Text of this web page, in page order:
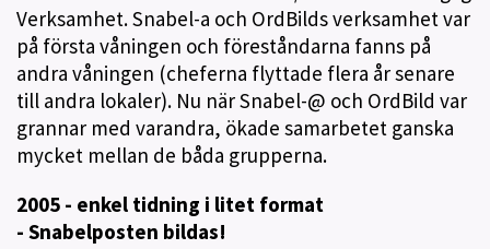
Verksamhet. Snabel-a och OrdBilds verksamhet var
på första våningen och föreståndarna fanns på
andra våningen (cheferna flyttade flera år senare
till andra lokaler). Nu när Snabel-@ och OrdBild var
grannar med varandra, ökade samarbetet ganska
mycket mellan de båda grupperna.
2005 - enkel tidning i litet format
- Snabelposten bildas!